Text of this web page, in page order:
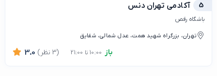
5 آکادمی تهران دنس
باشگاه رقص
تهران، بزرگراه شهید همت، عدل شمالی، شقایق
باز 3.0 (3 نظر)